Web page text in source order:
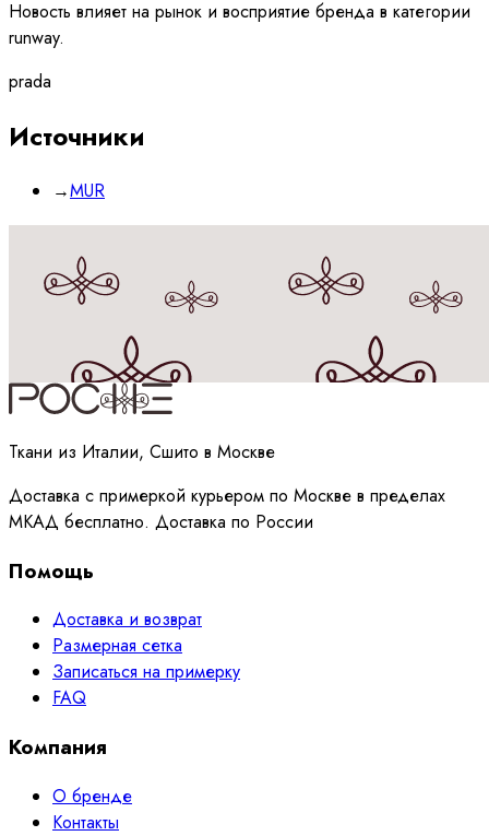
Новость влияет на рынок и восприятие бренда в категории
runway.
prada
Источники
→MUR
Принимаюполитикуобработки данных
Ткани из Италии, Сшито в Москве
Доставка с примеркой курьером по Москве в пределах
МКАД бесплатно. Доставка по России
Помощь
Доставка и возврат
Размерная сетка
Записаться на примерку
FAQ
Компания
О бренде
Контакты